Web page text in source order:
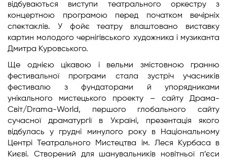
відбуваються виступи театрального оркестру з
концертною програмою перед початком вечірніх
спектаклів. У фойє театру влаштовано виставку
картин молодого чернігівського художника і музиканта
Дмитра Куровського.
Ще однією цікавою і вельми змістовною гранню
фестивальної програми стала зустріч учасників
фестивалю з фундаторами й упорядниками
унікального мистецького проекту – сайту Драма-
Світ/Drama-World, першого глобального сайту
сучасної драматургії в Україні, презентація якого
відбулась у грудні минулого року в Національному
Центрі Театрального Мистецтва ім. Леся Курбаса в
Києві. Створений для шанувальників новітньої п’єси